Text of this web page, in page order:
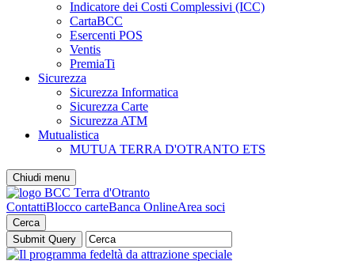
Indicatore dei Costi Complessivi (ICC)
CartaBCC
Esercenti POS
Ventis
PremiaTi
Sicurezza
Sicurezza Informatica
Sicurezza Carte
Sicurezza ATM
Mutualistica
MUTUA TERRA D'OTRANTO ETS
Chiudi menu
ContattiBlocco carteBanca OnlineArea soci
Cerca